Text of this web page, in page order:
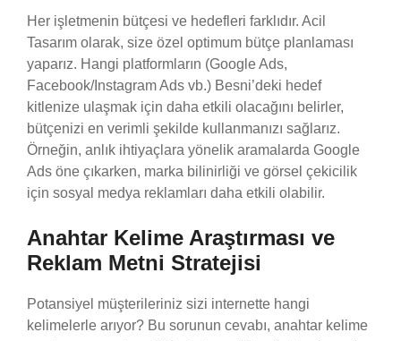
Her işletmenin bütçesi ve hedefleri farklıdır. Acil
Tasarım olarak, size özel optimum bütçe planlaması
yaparız. Hangi platformların (Google Ads,
Facebook/Instagram Ads vb.) Besni’deki hedef
kitlenize ulaşmak için daha etkili olacağını belirler,
bütçenizi en verimli şekilde kullanmanızı sağlarız.
Örneğin, anlık ihtiyaçlara yönelik aramalarda Google
Ads öne çıkarken, marka bilinirliği ve görsel çekicilik
için sosyal medya reklamları daha etkili olabilir.
Anahtar Kelime Araştırması ve
Reklam Metni Stratejisi
Potansiyel müşterileriniz sizi internette hangi
kelimelerle arıyor? Bu sorunun cevabı, anahtar kelime